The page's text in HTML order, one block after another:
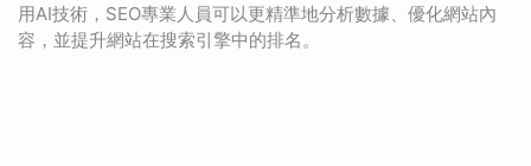
用AI技術，SEO專業人員可以更精準地分析數據、優化網站內
容，並提升網站在搜索引擎中的排名。